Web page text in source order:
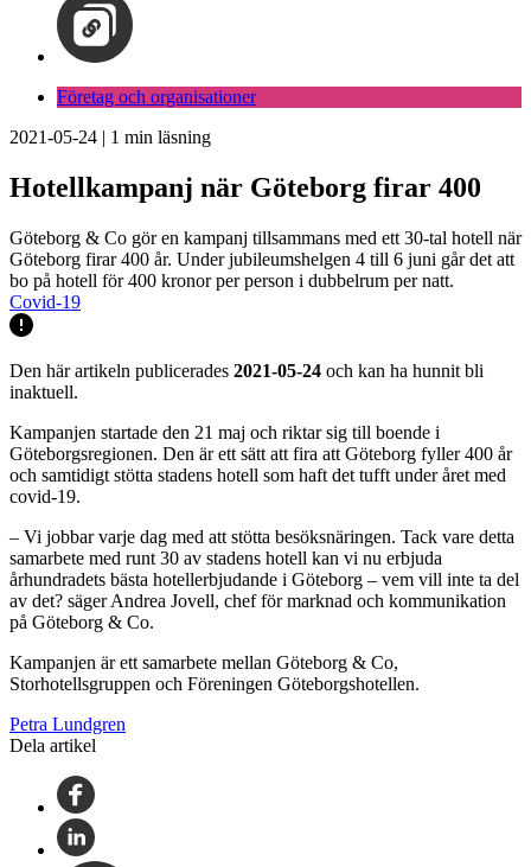
Företag och organisationer
2021-05-24 | 1 min läsning
Hotellkampanj när Göteborg firar 400
Göteborg & Co gör en kampanj tillsammans med ett 30-tal hotell när
Göteborg firar 400 år. Under jubileumshelgen 4 till 6 juni går det att
bo på hotell för 400 kronor per person i dubbelrum per natt.
Covid-19
Den här artikeln publicerades 2021-05-24 och kan ha hunnit bli
inaktuell.
Kampanjen startade den 21 maj och riktar sig till boende i
Göteborgsregionen. Den är ett sätt att fira att Göteborg fyller 400 år
och samtidigt stötta stadens hotell som haft det tufft under året med
covid-19.
– Vi jobbar varje dag med att stötta besöksnäringen. Tack vare detta
samarbete med runt 30 av stadens hotell kan vi nu erbjuda
århundradets bästa hotellerbjudande i Göteborg – vem vill inte ta del
av det? säger Andrea Jovell, chef för marknad och kommunikation
på Göteborg & Co.
Kampanjen är ett samarbete mellan Göteborg & Co,
Storhotellsgruppen och Föreningen Göteborgshotellen.
Petra Lundgren
Dela artikel